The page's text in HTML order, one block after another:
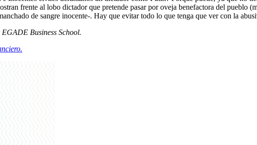
frente al lobo dictador que pretende pasar por oveja benefactora del
de sangre inocente-. Hay que evitar todo lo que tenga que ver con la
Business School.